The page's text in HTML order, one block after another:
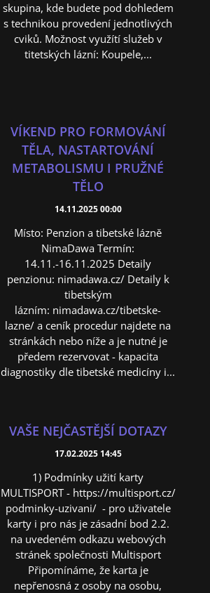
skupina, kde budete pod dohledem
s technikou provedení jednotlivých
cviků. Možnost využítí služeb v
titetských lázní: Koupele,...
VÍKEND PRO FORMOVÁNÍ
TĚLA, NASTARTOVÁNÍ
METABOLISMU I PRUŽNÉ
TĚLO
14.11.2025 00:00
Místo: Penzion a tibetské lázně
NimaDawa Termín:
14.11.-16.11.2025 Detaily
penzionu: nimadawa.cz/ Detaily k
tibetským
lázním: nimadawa.cz/tibetske-
lazne/ a ceník procedur najdete na
stránkách nebo níže a je nutné je
předem rezervovat - kapacita
diagnostiky dle tibetské medicíny i...
VAŠE NEJČASTĚJŠÍ DOTAZY
17.02.2025 14:45
1) Podmínky užití karty
MULTISPORT - https://multisport.cz/
podminky-uzivani/ - pro uživatele
karty i pro nás je zásadní bod 2.2.
na uvedeném odkazu webových
stránek společnosti Multisport
Připomínáme, že karta je
nepřenosná z osoby na osobu,